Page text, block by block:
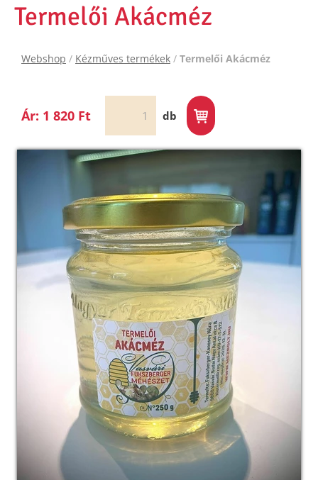
Termelői Akácméz
Webshop / Kézműves termékek / Termelői Akácméz
Ár: 1 820 Ft db